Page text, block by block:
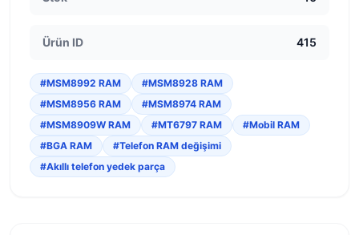
Ürün ID 415
#MSM8992 RAM
#MSM8928 RAM
#MSM8956 RAM
#MSM8974 RAM
#MSM8909W RAM
#MT6797 RAM
#Mobil RAM
#BGA RAM
#Telefon RAM değişimi
#Akıllı telefon yedek parça